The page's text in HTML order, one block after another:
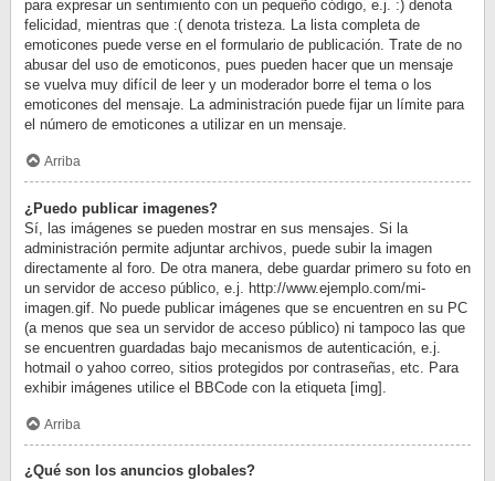
para expresar un sentimiento con un pequeño código, e.j. :) denota
felicidad, mientras que :( denota tristeza. La lista completa de
emoticones puede verse en el formulario de publicación. Trate de no
abusar del uso de emoticonos, pues pueden hacer que un mensaje
se vuelva muy difícil de leer y un moderador borre el tema o los
emoticones del mensaje. La administración puede fijar un límite para
el número de emoticones a utilizar en un mensaje.
Arriba
¿Puedo publicar imagenes?
Sí, las imágenes se pueden mostrar en sus mensajes. Si la
administración permite adjuntar archivos, puede subir la imagen
directamente al foro. De otra manera, debe guardar primero su foto en
un servidor de acceso público, e.j. http://www.ejemplo.com/mi-
imagen.gif. No puede publicar imágenes que se encuentren en su PC
(a menos que sea un servidor de acceso público) ni tampoco las que
se encuentren guardadas bajo mecanismos de autenticación, e.j.
hotmail o yahoo correo, sitios protegidos por contraseñas, etc. Para
exhibir imágenes utilice el BBCode con la etiqueta [img].
Arriba
¿Qué son los anuncios globales?